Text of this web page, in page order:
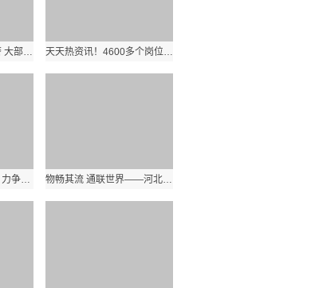
上海发布暴雨黄色预警 大部地区将出现短时强降水 天天热资讯！4600多个岗位！福清这场招聘会太火爆！
环球要闻：中化国际：力争于2029年前实现自身运营碳达峰 物畅其流 通联世界——河北打造商贸物流产业高地观察_世界热点